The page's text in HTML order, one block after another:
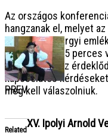
Az országos
hangzanak el, melyet
esetenként tárgyi
előadás utáni 5 perces
a tanárok és az
kapcsolatos
meg kell válaszolniuk.
Related
PREV
XV. Ipolyi Arnold